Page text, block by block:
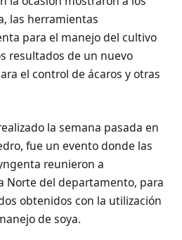
las herramientas
para el manejo del cultivo
resultados de un nuevo
el control de ácaros y otras
la semana pasada en
fue un evento donde las
reunieron a
Norte del departamento, para
obtenidos con la utilización
de soya.